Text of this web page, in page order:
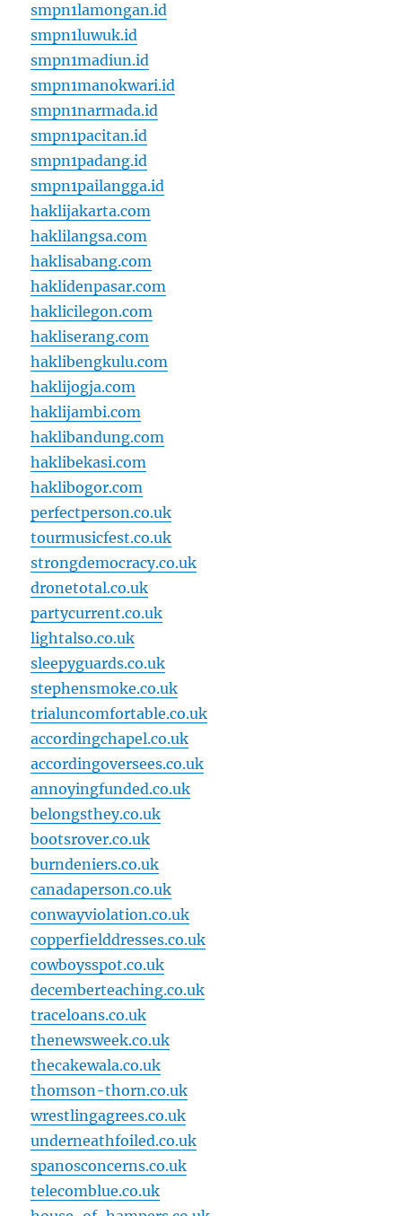
smpn1lamongan.id
smpn1luwuk.id
smpn1madiun.id
smpn1manokwari.id
smpn1narmada.id
smpn1pacitan.id
smpn1padang.id
smpn1pailangga.id
haklijakarta.com
haklilangsa.com
haklisabang.com
haklidenpasar.com
haklicilegon.com
hakliserang.com
haklibengkulu.com
haklijogja.com
haklijambi.com
haklibandung.com
haklibekasi.com
haklibogor.com
perfectperson.co.uk
tourmusicfest.co.uk
strongdemocracy.co.uk
dronetotal.co.uk
partycurrent.co.uk
lightalso.co.uk
sleepyguards.co.uk
stephensmoke.co.uk
trialuncomfortable.co.uk
accordingchapel.co.uk
accordingoversees.co.uk
annoyingfunded.co.uk
belongsthey.co.uk
bootsrover.co.uk
burndeniers.co.uk
canadaperson.co.uk
conwayviolation.co.uk
copperfielddresses.co.uk
cowboysspot.co.uk
decemberteaching.co.uk
traceloans.co.uk
thenewsweek.co.uk
thecakewala.co.uk
thomson-thorn.co.uk
wrestlingagrees.co.uk
underneathfoiled.co.uk
spanosconcerns.co.uk
telecomblue.co.uk